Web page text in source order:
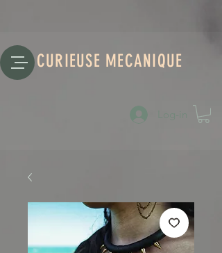
CURIEUSE MECANIQUE
Log-in